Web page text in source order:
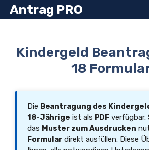
Zum
InhaltAntrag PRO
Kindergeld
18
Die Beantragung des
18-Jährige ist als PDF verfügbar.
das Muster zum Ausdrucken
Formular direkt ausfüllen. Diese